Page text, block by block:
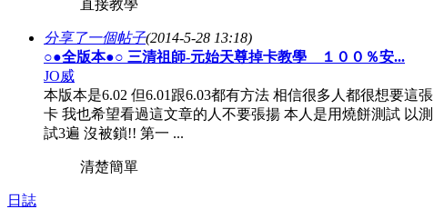
直接教學
分享了一個帖子(2014-5-28 13:18)
○●全版本●○ 三清祖師-元始天尊掉卡教學 １００％安...
JO威
本版本是6.02 但6.01跟6.03都有方法 相信很多人都很想要這張
卡 我也希望看過這文章的人不要張揚 本人是用燒餅測試 以測
試3遍 沒被鎖!! 第一 ...
清楚簡單
日誌